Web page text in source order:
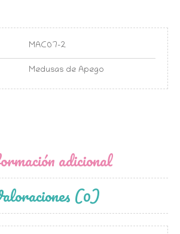
MAC07-2
Medusas de Apego
adicional
(0)